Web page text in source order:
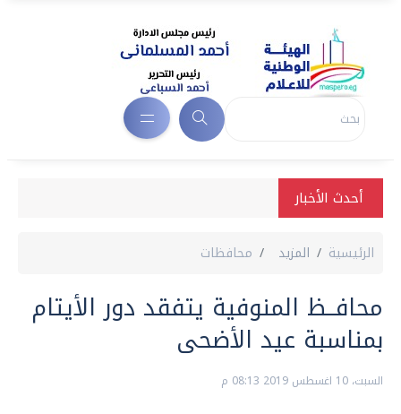
أحدث الأخبار
الرئيسية المزيد محافظات
محافــظ المنوفية يتفقد دور الأيتام
بمناسبة عيد الأضحى
السبت، 10 اغسطس 2019 08:13 م